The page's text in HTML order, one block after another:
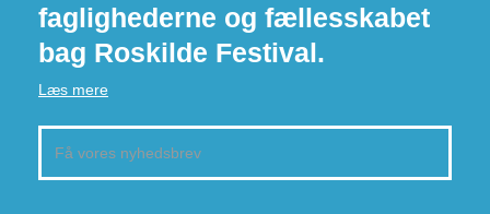
faglighederne og fællesskabet
bag Roskilde Festival.
Læs mere